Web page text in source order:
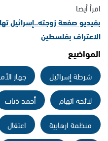
اقرأ أيضا
بفيديو صفعة زوجته..إسرائيل
الاعتراف بفلسطين
المواضيع
شرطة إسرائيل جهاز
لائحة اتهام
أحمد ذياب
منظمة ارهابية
اعتقال